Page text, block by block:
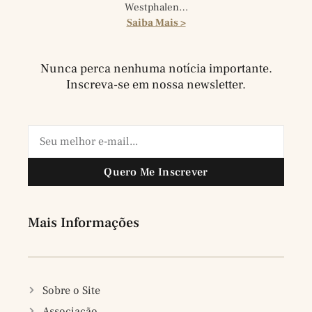
Westphalen…
Saiba Mais >
Nunca perca nenhuma notícia importante.
Inscreva-se em nossa newsletter.
Quero Me Inscrever
Mais Informações
Sobre o Site